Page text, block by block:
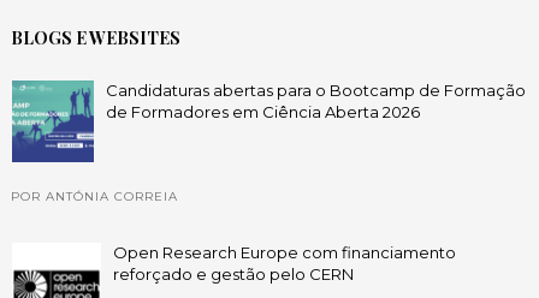
BLOGS E WEBSITES
Candidaturas abertas para o Bootcamp de Formação
de Formadores em Ciência Aberta 2026
POR ANTÓNIA CORREIA
Open Research Europe com financiamento
reforçado e gestão pelo CERN